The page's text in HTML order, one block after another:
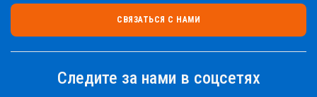
СВЯЗАТЬСЯ С НАМИ
Следите за нами в соцсетях